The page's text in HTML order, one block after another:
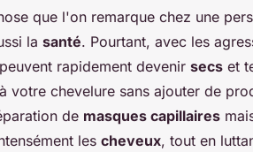
que l'on remarque chez une
la santé. Pourtant, avec les
rapidement devenir secs et
votre chevelure sans ajouter de
de masques capillaires
les cheveux, tout en